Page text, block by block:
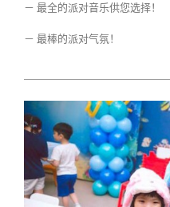
－ 最全的派对音乐供您选择！
－ 最棒的派对气氛！